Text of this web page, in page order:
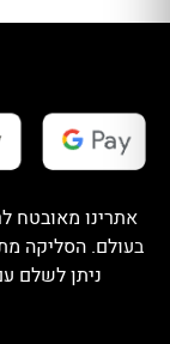
ניתן לשלם